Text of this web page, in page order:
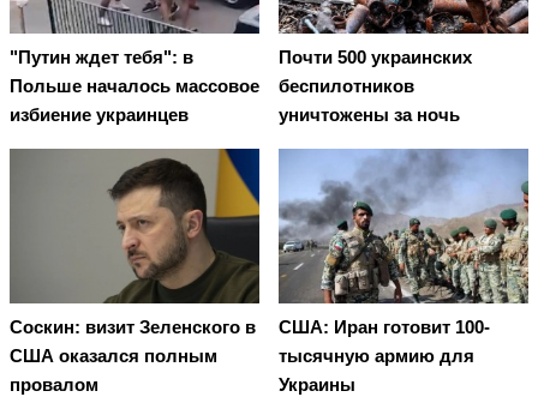
"Путин ждет тебя": в
Польше началось массовое
избиение украинцев
Почти 500 украинских
беспилотников
уничтожены за ночь
Соскин: визит Зеленского в
США оказался полным
провалом
США: Иран готовит 100-
тысячную армию для
Украины